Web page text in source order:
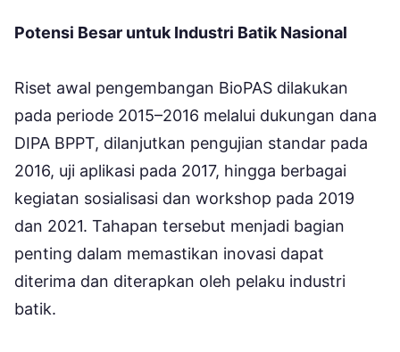
Potensi Besar untuk Industri Batik Nasional
Riset awal pengembangan BioPAS dilakukan
pada periode 2015–2016 melalui dukungan dana
DIPA BPPT, dilanjutkan pengujian standar pada
2016, uji aplikasi pada 2017, hingga berbagai
kegiatan sosialisasi dan workshop pada 2019
dan 2021. Tahapan tersebut menjadi bagian
penting dalam memastikan inovasi dapat
diterima dan diterapkan oleh pelaku industri
batik.